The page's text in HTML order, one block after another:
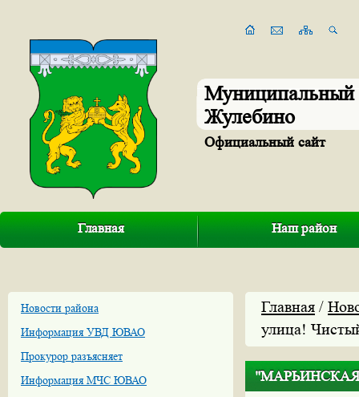
Муниципальный
Жулебино
Официальный сайт
Главная Наш район
Новости района
Информация УВД ЮВАО
Прокурор разъясняет
Информация МЧС ЮВАО
Главная /
улица!
"МАРЬИНСКАЯ